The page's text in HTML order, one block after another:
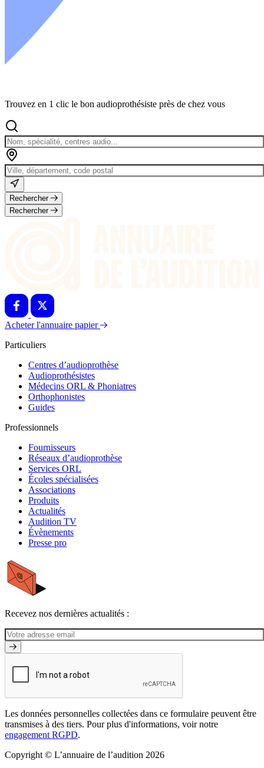
Trouvez en 1 clic le bon audioprothésiste près de chez vous
Rechercher
Rechercher
Acheter l'annuaire papier
Particuliers
Centres d’audioprothèse
Audioprothésistes
Médecins ORL & Phoniatres
Orthophonistes
Guides
Professionnels
Fournisseurs
Réseaux d’audioprothèse
Services ORL
Écoles spécialisées
Associations
Produits
Actualités
Audition TV
Évènements
Presse pro
Recevez nos dernières actualités :
Les données personnelles collectées dans ce formulaire peuvent être
transmises à des tiers. Pour plus d'informations, voir notre
engagement RGPD.
Copyright © L’annuaire de l’audition 2026